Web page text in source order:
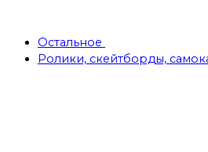
Остальное
Ролики, скейтборды,